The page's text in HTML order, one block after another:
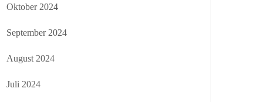
Oktober 2024
September 2024
August 2024
Juli 2024